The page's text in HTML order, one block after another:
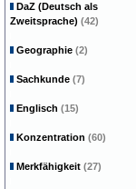
DaZ (Deutsch als
Zweitsprache) (42)
Geographie (2)
Sachkunde (7)
Englisch (15)
Konzentration (60)
Merkfähigkeit (27)